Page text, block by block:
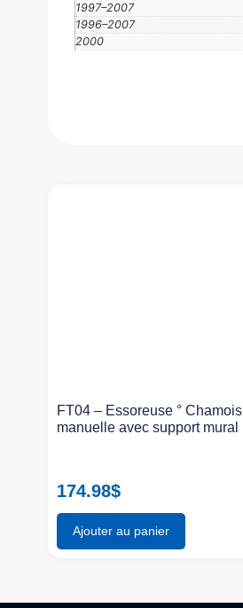
1997–2007
1996–2007
2000
FT04 – Essoreuse ° Chamois
manuelle avec support mural
174.98$
Ajouter au panier